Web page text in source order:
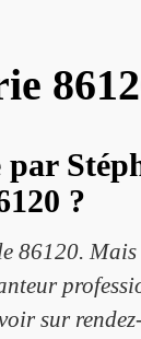
?
sur